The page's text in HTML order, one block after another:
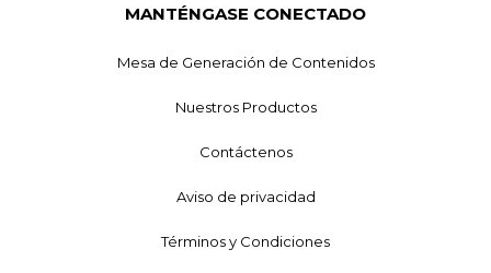
MANTÉNGASE CONECTADO
Mesa de Generación de Contenidos
Nuestros Productos
Contáctenos
Aviso de privacidad
Términos y Condiciones